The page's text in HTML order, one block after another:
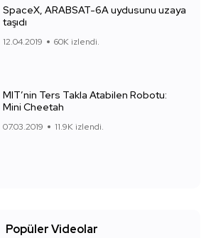
SpaceX, ARABSAT-6A uydusunu uzaya
taşıdı
12.04.2019 60K izlendi.
MIT’nin Ters Takla Atabilen Robotu:
Mini Cheetah
07.03.2019 11.9K izlendi.
Popüler Videolar